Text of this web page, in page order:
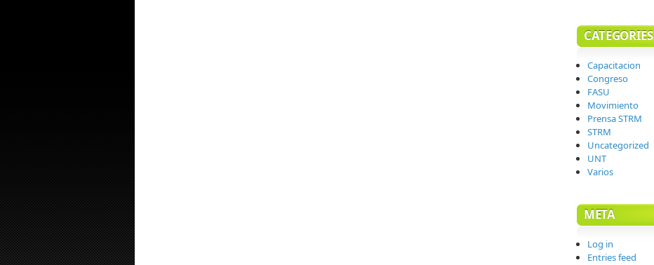
CATEGORIES
Capacitacion
Congreso
FASU
Movimiento
Prensa STRM
STRM
Uncategorized
UNT
Varios
META
Log in
Entries feed